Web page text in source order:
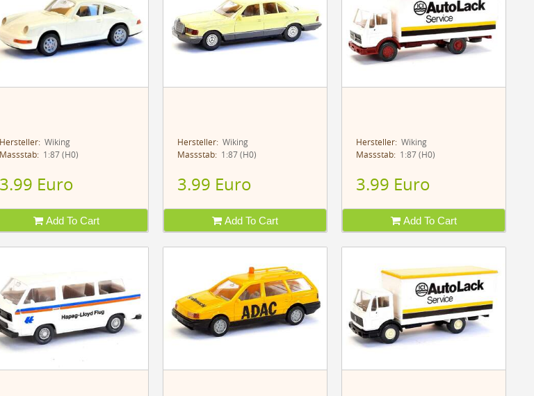
Hersteller:Wiking
Massstab:1:87 (H0)
3.99 Euro
Add To Cart
Hersteller: Wiking
Massstab: 1:87 (H0)
3.99 Euro
Add To Cart
Hersteller: Wiking
Massstab: 1:87 (H0)
3.99 Euro
Add To Cart